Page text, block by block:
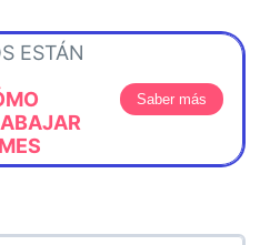
ESTÁN
Saber más